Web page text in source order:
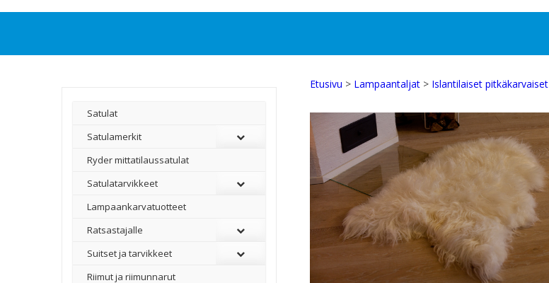
Etusivu > Lampaantaljat > Islantilaiset pitkäkarvaiset
Satulat
Satulamerkit
Ryder mittatilaussatulat
Satulatarvikkeet
–
Lampaankarvatuotteet
Ratsastajalle
Suitset ja tarvikkeet
Riimut ja riimunnarut